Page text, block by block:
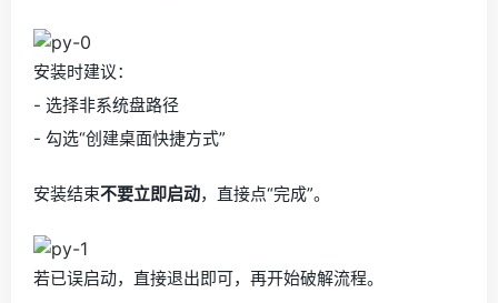
安装时建议：
- 选择非系统盘路径
- 勾选“创建桌面快捷方式”
安装结束不要立即启动，直接点“完成”。
若已误启动，直接退出即可，再开始破解流程。